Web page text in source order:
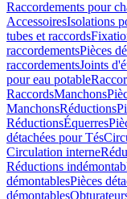
Raccordements pour
AccessoiresIsolations
tubes et raccords
raccordementsPièces
raccordementsJoints
pour eau potable
RaccordsManchons
ManchonsRéductions
RéductionsÉquerres
détachées pour Tés
Circulation interne
Réductions
démontablesPièces
démontables